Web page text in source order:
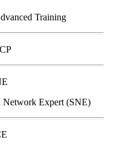
Training
Network Expert (SNE)